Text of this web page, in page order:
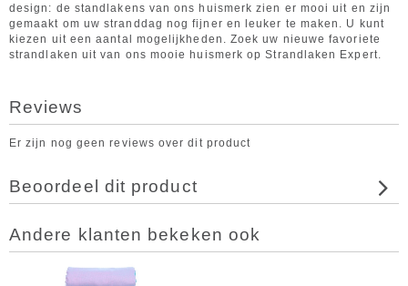
design: de standlakens van ons huismerk zien er mooi uit en zijn
gemaakt om uw stranddag nog fijner en leuker te maken. U kunt
kiezen uit een aantal mogelijkheden. Zoek uw nieuwe favoriete
strandlaken uit van ons mooie huismerk op Strandlaken Expert.
Reviews
Er zijn nog geen reviews over dit product
Beoordeel dit product
Andere klanten bekeken ook